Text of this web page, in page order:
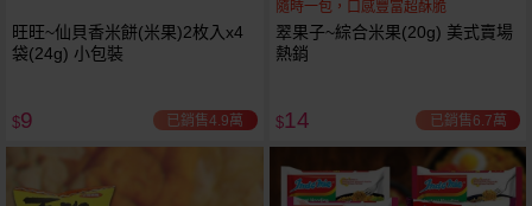
旺旺~仙貝香米餅(米果)2枚入x4
袋(24g) 小包裝
$9 已銷售4.9萬
隨時一包，口感豐富超酥脆
翠果子~綜合米果(20g) 美式賣場
熱銷
$14 已銷售6.7萬